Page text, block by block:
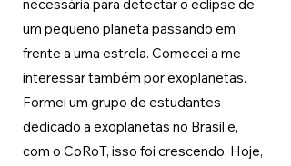
necessária para detectar o eclipse de
um pequeno planeta passando em
frente a uma estrela. Comecei a me
interessar também por exoplanetas.
Formei um grupo de estudantes
dedicado a exoplanetas no Brasil e,
com o CoRoT, isso foi crescendo. Hoje,